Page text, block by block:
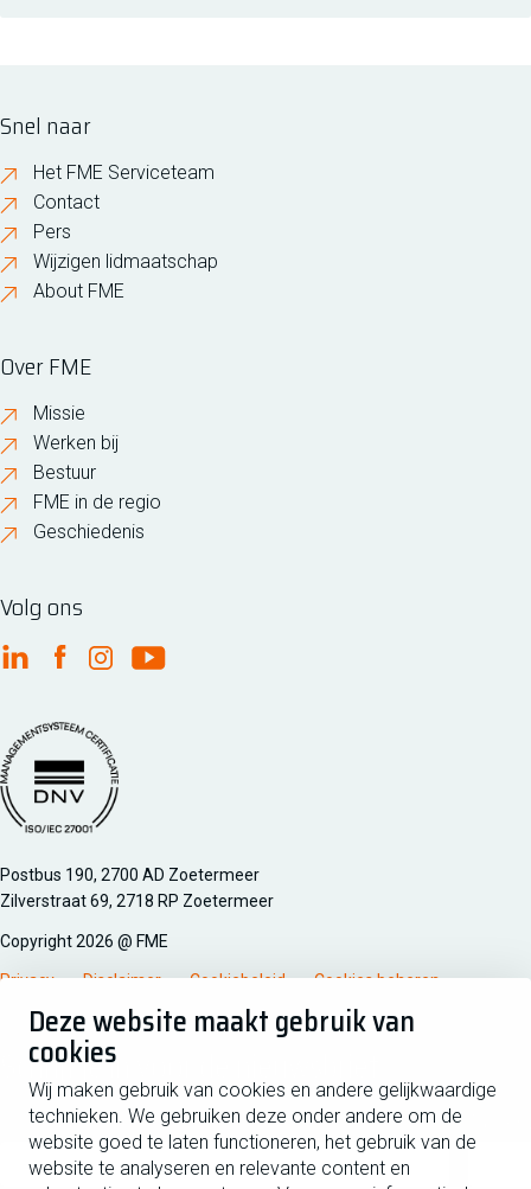
Deze website maakt gebruik van
cookies
Wij maken gebruik van cookies en andere gelijkwaardige
technieken. We gebruiken deze onder andere om de
website goed te laten functioneren, het gebruik van de
website te analyseren en relevante content en
Snel naar
Het FME Serviceteam
Contact
Pers
Wijzigen lidmaatschap
About FME
Over FME
Missie
Werken bij
Bestuur
FME in de regio
Geschiedenis
Volg ons
FME Linkedin
FME Facebook
FME Instagram
FME Youtube
Managementsyteem certificatie DNV iso/iec 27001
Postbus 190, 2700 AD Zoetermeer
Zilverstraat 69, 2718 RP Zoetermeer
Copyright 2026 @ FME
Privacy Disclaimer Cookiebeleid Cookies beheren
Schrijf je in voor de nieuwsbrief
Voornaam